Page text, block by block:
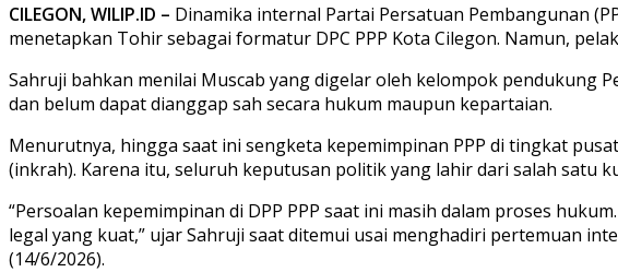
CILEGON, WILIP.ID – Dinamika internal Partai Persatuan Pembangunan
menetapkan Tohir sebagai formatur DPC PPP Kota Cilegon. Namun,
Sahruji bahkan menilai Muscab yang digelar oleh kelompok pendukung
dan belum dapat dianggap sah secara hukum maupun kepartaian.
Menurutnya, hingga saat ini sengketa kepemimpinan PPP di tingkat
(inkrah). Karena itu, seluruh keputusan politik yang lahir dari salah satu
“Persoalan kepemimpinan di DPP PPP saat ini masih dalam proses
legal yang kuat,” ujar Sahruji saat ditemui usai menghadiri pertemuan
(14/6/2026).